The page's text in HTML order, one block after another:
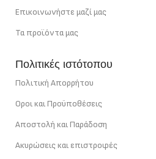
Επικοινωνήστε μαζί μας
Τα προϊόντα μας
Πολιτικές ιστότοπου
Πολιτική Απορρήτου
Οροι και Προϋποθέσεις
Αποστολή και Παράδοση
Ακυρώσεις και επιστροφές